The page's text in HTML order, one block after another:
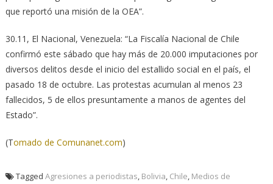
que reportó una misión de la OEA”.
30.11, El Nacional, Venezuela: “La Fiscalía Nacional de Chile
confirmó este sábado que hay más de 20.000 imputaciones por
diversos delitos desde el inicio del estallido social en el país, el
pasado 18 de octubre. Las protestas acumulan al menos 23
fallecidos, 5 de ellos presuntamente a manos de agentes del
Estado”.
(Tomado de Comunanet.com)
Tagged Agresiones a periodistas Bolivia Chile Medios de